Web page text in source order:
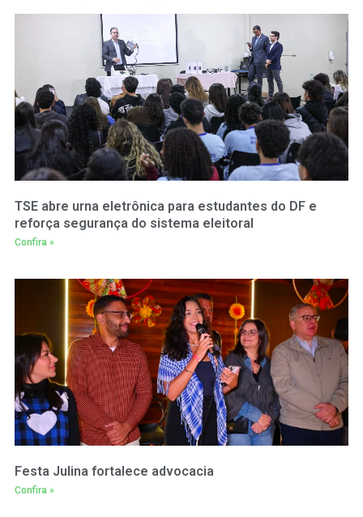
TSE abre urna eletrônica para estudantes do DF e
reforça segurança do sistema eleitoral
Confira »
Festa Julina fortalece advocacia
Confira »